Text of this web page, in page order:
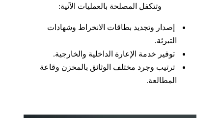
وتتكفل المصلحة بالعمليات الآتية:
إصدار وتجديد بطاقات الانخراط وشهادات
التبرئة.
توفير خدمة الإعارة الداخلية والخارجية.
ترتيب وجرد مختلف الوثائق بالمخزن وقاعة
المطالعة.